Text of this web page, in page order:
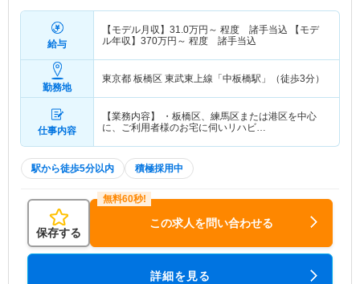
給与
【モデル月収】 31.0万円～ 程度 諸手当込 【モデ
ル年収】 370万円～ 程度 諸手当込
勤務地
東京都 板橋区 東武東上線「中板橋駅」（徒歩3分）
仕事内容
【業務内容】 ・板橋区、練馬区または港区を中心
に、ご利用者様のお宅に伺いリハビ…
駅から徒歩5分以内 積極採用中
保存する
この求人を問い合わせる
詳細を見る